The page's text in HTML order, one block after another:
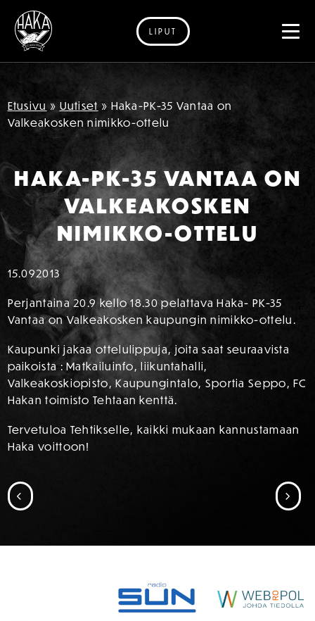
Siirry sisältöön
LIPUT
Etusivu » Uutiset » Haka-PK-35 Vantaa on
Valkeakosken nimikko-ottelu
HAKA-PK-35 VANTAA ON
VALKEAKOSKEN
NIMIKKO-OTTELU
15.092013
Perjantaina 20.9 kello 18.30 pelattava Haka- PK-35
Vantaa on Valkeakosken kaupungin nimikko-ottelu.
Kaupunki jakaa ottelulippuja, joita saat seuraavista
paikoista : Matkailuinfo, liikuntahalli,
Valkeakoskiopisto, Kaupungintalo, Sportia Seppo, FC
Hakan toimisto Tehtaan kenttä.
Tervetuloa Tehtikselle, kaikki mukaan kannustamaan
Haka voittoon!
SIIRRY EDELLISEEN